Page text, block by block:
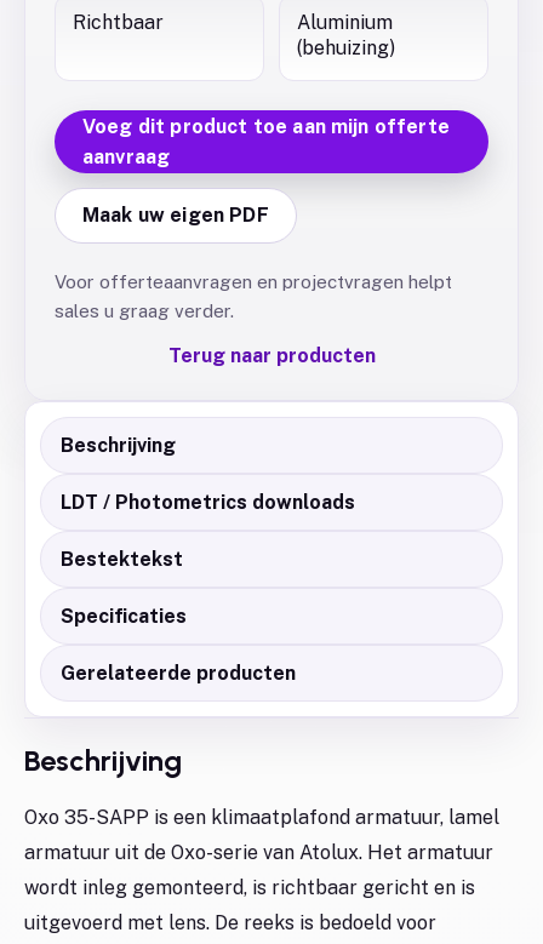
Richtbaar
Aluminium
(behuizing)
Voeg dit product toe aan mijn offerte
aanvraag
Maak uw eigen PDF
Voor offerteaanvragen en projectvragen helpt
sales u graag verder.
Terug naar producten
Beschrijving
LDT / Photometrics downloads
Bestektekst
Specificaties
Gerelateerde producten
Beschrijving
Oxo 35-SAPP is een klimaatplafond armatuur, lamel
armatuur uit de Oxo-serie van Atolux. Het armatuur
wordt inleg gemonteerd, is richtbaar gericht en is
uitgevoerd met lens. De reeks is bedoeld voor